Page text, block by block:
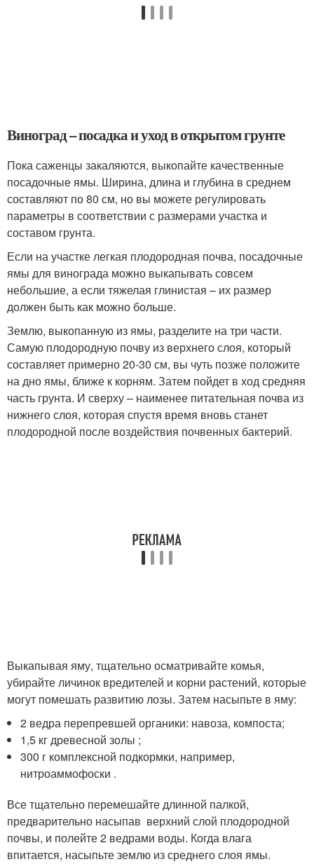
Виноград – посадка и уход в открытом грунте
Пока саженцы закаляются, выкопайте качественные
посадочные ямы. Ширина, длина и глубина в среднем
составляют по 80 см, но вы можете регулировать
параметры в соответствии с размерами участка и
составом грунта.
Если на участке легкая плодородная почва, посадочные
ямы для винограда можно выкапывать совсем
небольшие, а если тяжелая глинистая – их размер
должен быть как можно больше.
Землю, выкопанную из ямы, разделите на три части.
Самую плодородную почву из верхнего слоя, который
составляет примерно 20-30 см, вы чуть позже положите
на дно ямы, ближе к корням. Затем пойдет в ход средняя
часть грунта. И сверху – наименее питательная почва из
нижнего слоя, которая спустя время вновь станет
плодородной после воздействия почвенных бактерий.
Выкапывая яму, тщательно осматривайте комья,
убирайте личинок вредителей и корни растений, которые
могут помешать развитию лозы. Затем насыпьте в яму:
2 ведра перепревшей органики: навоза, компоста;
1,5 кг древесной золы ;
300 г комплексной подкормки, например,
нитроаммофоски .
Все тщательно перемешайте длинной палкой,
предварительно насыпав верхний слой плодородной
почвы, и полейте 2 ведрами воды. Когда влага
впитается, насыпьте землю из среднего слоя ямы.